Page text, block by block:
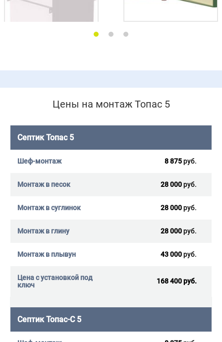
Цены на монтаж Топас 5
Септик Топас 5
8 875руб.
28 000руб.
28 000руб.
28 000руб.
43 000руб.
168 400 руб.
Септик Топас-С 5